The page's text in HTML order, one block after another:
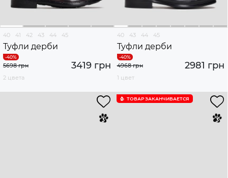
40 41 42 43 44 45
Туфли дерби
3419 грн
5698 грн
2 цвета
40 43 44 45
Туфли дерби
2981 грн
4968 грн
1 цвет
ТОВАР ЗАКАНЧИВАЕТСЯ